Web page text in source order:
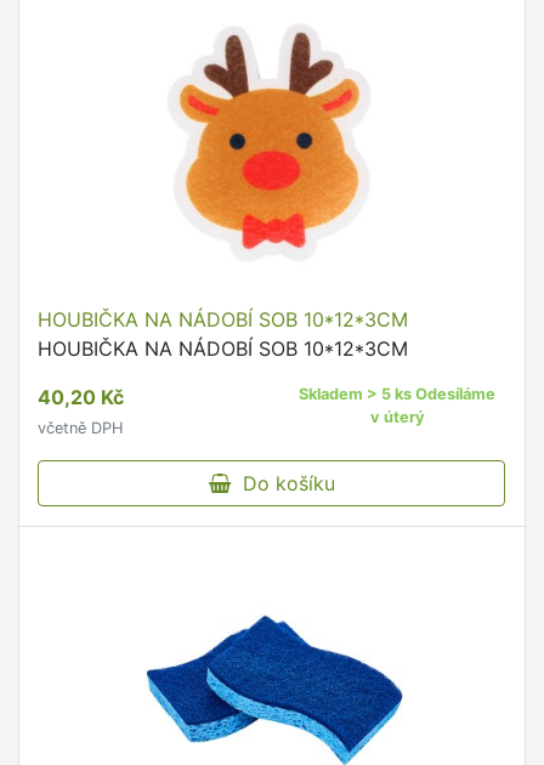
HOUBIČKA NA NÁDOBÍ SOB 10*12*3CM
HOUBIČKA NA NÁDOBÍ SOB 10*12*3CM
40,20 Kč
včetně DPH
Skladem > 5 ks Odesíláme
v úterý
Do košíku